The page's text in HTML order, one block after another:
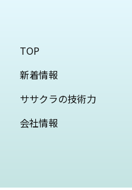
TOP
新着情報
ササクラの技術力
会社情報